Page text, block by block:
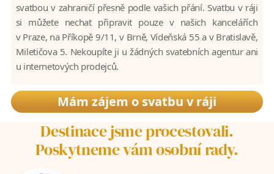
svatbou v zahraničí přesně podle vašich přání. Svatbu v ráji
si můžete nechat připravit pouze v našich kancelářích
v Praze, na Příkopě 9/11, v Brně, Vídeňská 55 a v Bratislavě,
Miletičova 5. Nekoupíte ji u žádných svatebních agentur ani
u internetových prodejců.
Mám zájem o svatbu v ráji
Destinace jsme procestovali.
Poskytneme vám osobní rady.